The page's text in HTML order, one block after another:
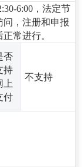
6:00，法定节
问，注册和申报
常进行。
否
持
上
付
不支持